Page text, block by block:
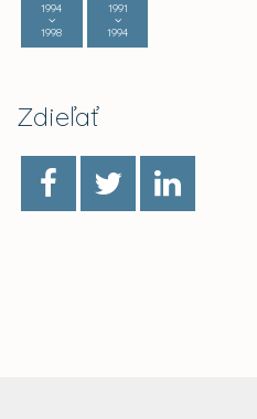
1994
1998
1991
1994
Zdieľať